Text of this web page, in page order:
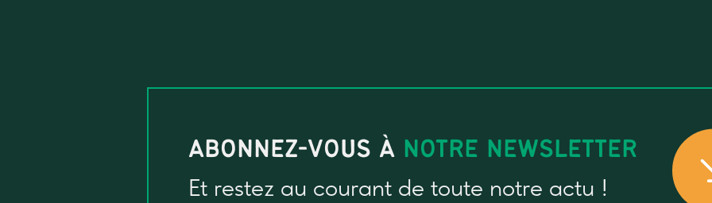
ABONNEZ-VOUS À NOTRE NEWSLETTER
Et restez au courant de toute notre actu !